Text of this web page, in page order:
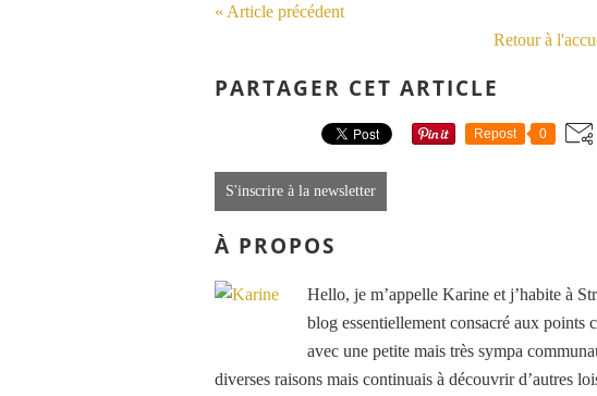
« Article précédent
Retour à
PARTAGER CET ARTICLE
Repost 0
S'inscrire à la newsletter
À PROPOS
Hello, je m’appelle Karine et j’habite à
blog essentiellement consacré aux points
avec une petite mais très sympa
diverses raisons mais continuais à découvrir d’autres